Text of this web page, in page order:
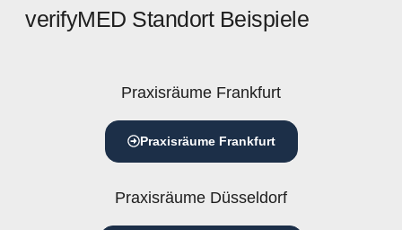
verifyMED Standort Beispiele
Praxisräume Frankfurt
Praxisräume Frankfurt
Praxisräume Düsseldorf